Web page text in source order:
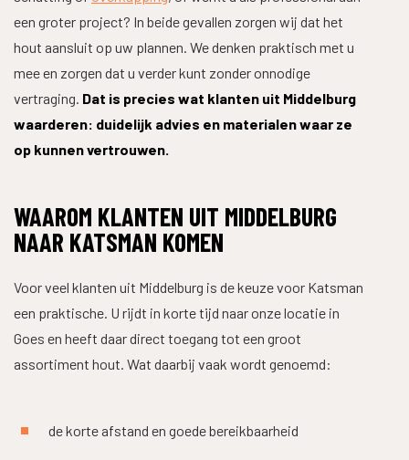
een groter project? In beide gevallen zorgen wij dat het
hout aansluit op uw plannen. We denken praktisch met u
mee en zorgen dat u verder kunt zonder onnodige
vertraging. Dat is precies wat klanten uit Middelburg
waarderen: duidelijk advies en materialen waar ze
op kunnen vertrouwen.
WAAROM KLANTEN UIT MIDDELBURG
NAAR KATSMAN KOMEN
Voor veel klanten uit Middelburg is de keuze voor Katsman
een praktische. U rijdt in korte tijd naar onze locatie in
Goes en heeft daar direct toegang tot een groot
assortiment hout. Wat daarbij vaak wordt genoemd:
de korte afstand en goede bereikbaarheid